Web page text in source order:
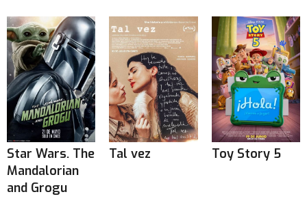
Star Wars. The
Mandalorian
and Grogu
Tal vez Toy Story 5